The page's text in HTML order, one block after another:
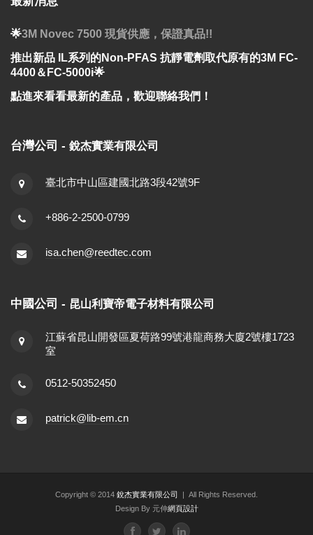
🌟3M Novec 7500 現貨供應，保證真品!!
推出新品 IL系列的Non-PFAS 抗靜電劑取代原有的3M FC-
4400＆FC-5000i🌟
點進來看看最新的產品，歡迎聯絡我們！
台灣公司 - 銳杰實業有限公司
臺北市中山區建國北路3段42號9F
+886-2-2500-0799
isa.chen@reedtec.com
中國公司 - 昆山利寶帝電子材料有限公司
江蘇省昆山開發區夏荷路99號港龍商務大廈2號樓1723
室
0512-50352450
patrick@lib-em.cn
Copyright © 2014 銳杰實業有限公司
| All Rights Reserved.
Design By 元伸網頁設計